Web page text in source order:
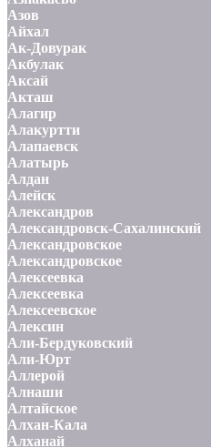
Азов
Айхал
Ак-Довурак
Акбулак
Аксай
Акташ
Алагир
Алакуртти
Алапаевск
Алатырь
Алдан
Алейск
Александров
Александровск-Сахалинский
Александровское
Александровское
Алексеевка
Алексеевка
Алексеевское
Алексин
Али-Бердуковский
Али-Юрт
Аллерой
Алнаши
Алтайское
Алхан-Кала
Алханай